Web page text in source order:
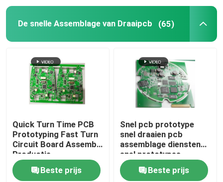
De snelle Assemblage van Draaipcb (65)
Quick Turn Time PCB
Prototyping Fast Turn
Circuit Board Assembly
Productie
Beste prijs
Snel pcb prototype
snel draaien pcb
assemblage diensten
snel prototypes
Beste prijs